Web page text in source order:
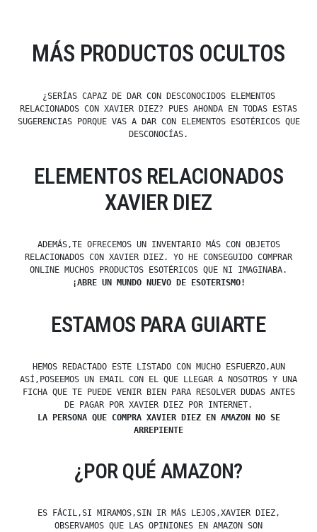
MÁS PRODUCTOS OCULTOS
¿SERÍAS CAPAZ DE DAR CON DESCONOCIDOS ELEMENTOS
RELACIONADOS CON XAVIER DIEZ? PUES AHONDA EN TODAS ESTAS
SUGERENCIAS PORQUE VAS A DAR CON ELEMENTOS ESOTÉRICOS QUE
DESCONOCÍAS.
ELEMENTOS RELACIONADOS
XAVIER DIEZ
ADEMÁS,TE OFRECEMOS UN INVENTARIO MÁS CON OBJETOS
RELACIONADOS CON XAVIER DIEZ. YO HE CONSEGUIDO COMPRAR
ONLINE MUCHOS PRODUCTOS ESOTÉRICOS QUE NI IMAGINABA.
¡ABRE UN MUNDO NUEVO DE ESOTERISMO!
ESTAMOS PARA GUIARTE
HEMOS REDACTADO ESTE LISTADO CON MUCHO ESFUERZO,AUN
ASÍ,POSEEMOS UN EMAIL CON EL QUE LLEGAR A NOSOTROS Y UNA
FICHA QUE TE PUEDE VENIR BIEN PARA RESOLVER DUDAS ANTES
DE PAGAR POR XAVIER DIEZ POR INTERNET.
LA PERSONA QUE COMPRA XAVIER DIEZ EN AMAZON NO SE
ARREPIENTE
¿POR QUÉ AMAZON?
ES FÁCIL,SI MIRAMOS,SIN IR MÁS LEJOS,XAVIER DIEZ,
OBSERVAMOS QUE LAS OPINIONES EN AMAZON SON